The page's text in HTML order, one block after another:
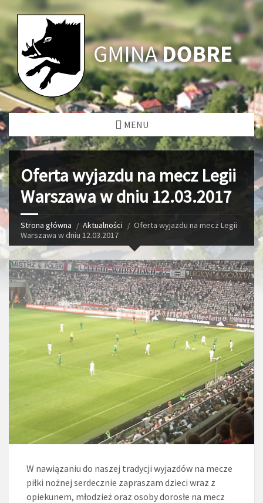
MENU
Oferta wyjazdu na mecz Legii
Warszawa w dniu 12.03.2017
Strona główna Aktualności
Oferta wyjazdu na mecz Legii
Warszawa w dniu 12.03.2017
W nawiązaniu do naszej tradycji wyjazdów na mecze
piłki nożnej serdecznie zapraszam dzieci wraz z
opiekunem, młodzież oraz osoby dorosłe na mecz